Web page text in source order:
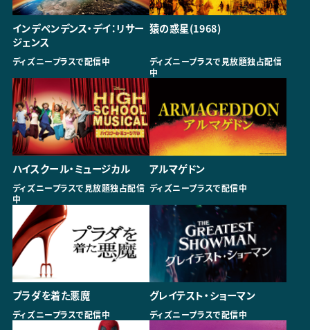
インデペンデンス・デイ：リサー
ジェンス
ディズニープラスで配信中
猿の惑星(1968)
ディズニープラスで見放題独占配信
中
ハイスクール・ミュージカル
ディズニープラスで見放題独占配信
中
アルマゲドン
ディズニープラスで配信中
プラダを着た悪魔
ディズニープラスで配信中
グレイテスト・ショーマン
ディズニープラスで配信中